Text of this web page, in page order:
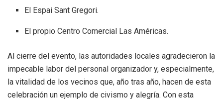
El Espai Sant Gregori.
El propio Centro Comercial Las Américas.
Al cierre del evento, las autoridades locales agradecieron la
impecable labor del personal organizador y, especialmente,
la vitalidad de los vecinos que, año tras año, hacen de esta
celebración un ejemplo de civismo y alegría. Con esta